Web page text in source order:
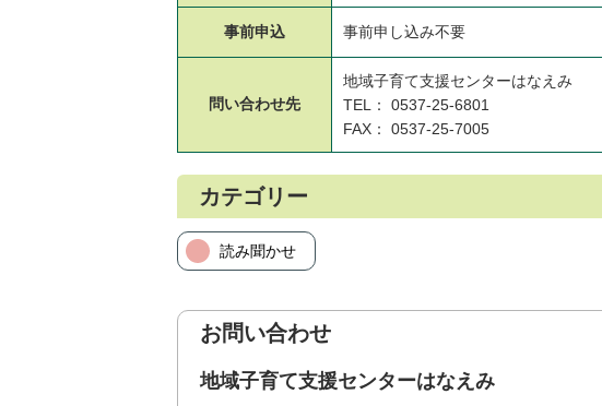
事前申込 事前申し込み不要
問い合わせ先
地域子育て支援センターはなえみ
TEL： 0537-25-6801
FAX： 0537-25-7005
カテゴリー
読み聞かせ
お問い合わせ
地域子育て支援センターはなえみ